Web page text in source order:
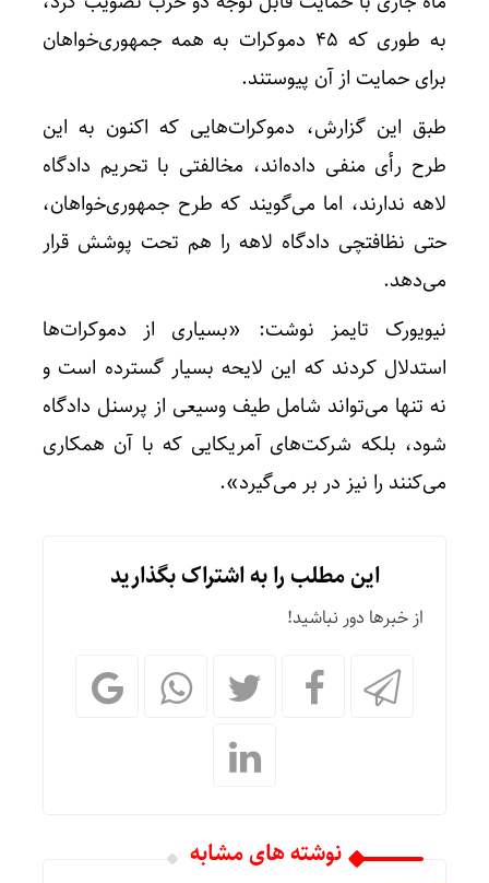
به طوری که 45 دموکرات به همه جمهوری‌خواهان
برای حمایت از آن پیوستند.
طبق این گزارش، دموکرات‌هایی که اکنون به این
طرح رأی منفی داده‌اند، مخالفتی با تحریم دادگاه
لاهه ندارند، اما می‌گویند که طرح جمهوری‌خواهان،
حتی نظافتچی دادگاه لاهه را هم تحت پوشش قرار
می‌دهد.
نیویورک تایمز نوشت: «بسیاری از دموکرات‌ها
استدلال کردند که این لایحه بسیار گسترده است و
نه تنها می‌تواند شامل طیف وسیعی از پرسنل دادگاه
شود، بلکه شرکت‌های آمریکایی که با آن همکاری
می‌کنند را نیز در بر می‌گیرد».
این مطلب را به اشتراک بگذارید
از خبرها دور نباشید!
نوشته های مشابه